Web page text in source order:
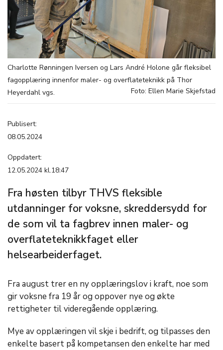
Charlotte Rønningen Iversen og Lars André Holone går fleksibel
fagopplæring innenfor maler- og overflateteknikk på Thor
Heyerdahl vgs.
Foto: Ellen Marie Skjefstad
Publisert:
08.05.2024
Oppdatert:
12.05.2024 kl.18:47
Fra høsten tilbyr THVS fleksible
utdanninger for voksne, skreddersydd for
de som vil ta fagbrev innen maler- og
overflateteknikkfaget eller
helsearbeiderfaget.
Fra august trer en ny opplæringslov i kraft, noe som
gir voksne fra 19 år og oppover nye og økte
rettigheter til videregående opplæring.
Mye av opplæringen vil skje i bedrift, og tilpasses den
enkelte basert på kompetansen den enkelte har med